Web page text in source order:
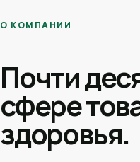
О КОМПАНИИ
Почти
сфере
здоровья.